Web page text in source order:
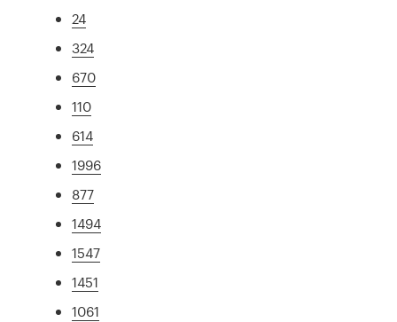
24
324
670
110
614
1996
877
1494
1547
1451
1061